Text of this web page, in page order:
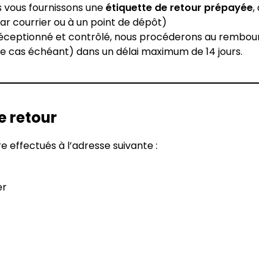
fournissons uneétiquette de retour prépayée,
courrier ou à un point de dépôt)
et contrôlé, nous procéderons au
cas échéant) dans un délai maximum de 14 jours.
retour
effectués à l’adresse suivante :